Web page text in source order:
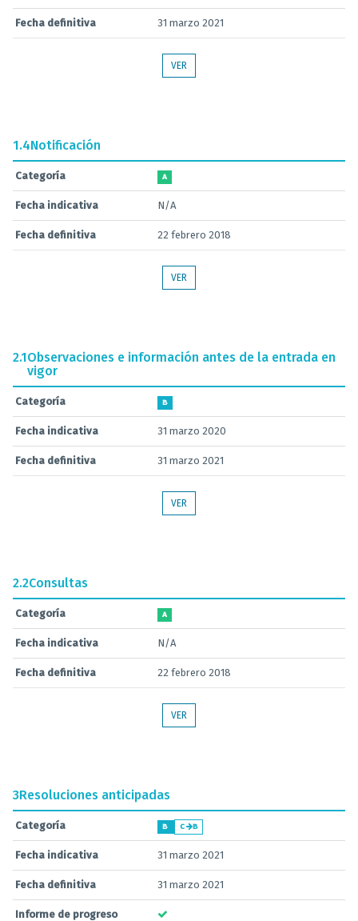
Fecha definitiva 31 marzo 2021
VER
1.4Notificación
Categoría A
Fecha indicativa N/A
Fecha definitiva 22 febrero 2018
VER
2.1Observaciones e información antes de la entrada en
vigor
Categoría B
Fecha indicativa 31 marzo 2020
Fecha definitiva 31 marzo 2021
VER
2.2Consultas
Categoría A
Fecha indicativa N/A
Fecha definitiva 22 febrero 2018
VER
3Resoluciones anticipadas
Categoría B C B
Fecha indicativa 31 marzo 2021
Fecha definitiva 31 marzo 2021
Informe de progreso